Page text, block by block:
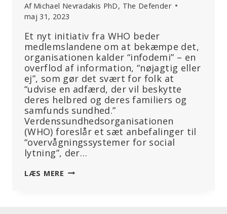
Af Michael Nevradakis PhD, The Defender
maj 31, 2023
Et nyt initiativ fra WHO beder
medlemslandene om at bekæmpe det,
organisationen kalder “infodemi” – en
overflod af information, “nøjagtig eller
ej”, som gør det svært for folk at
“udvise en adfærd, der vil beskytte
deres helbred og deres familiers og
samfunds sundhed.”
Verdenssundhedsorganisationen
(WHO) foreslår et sæt anbefalinger til
“overvågningssystemer for social
lytning”, der…
LÆS MERE WHO-